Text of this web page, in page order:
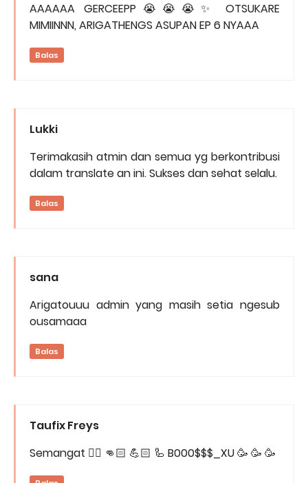
AAAAAA GERCEEPP😭😭😭✨ OTSUKARE
MIMIINNN, ARIGATHENGS ASUPAN EP 6 NYAAA
Balas
Lukki
Terimakasih atmin dan semua yg berkontribusi
dalam translate an ini. Sukses dan sehat selalu.
Balas
sana
Arigatouuu admin yang masih setia ngesub
ousamaaa
Balas
Taufix Freys
Semangat ✊🏻 👊🏻 💪🏻 🦾 B000$$$_XU 🥳 🥳 🥳